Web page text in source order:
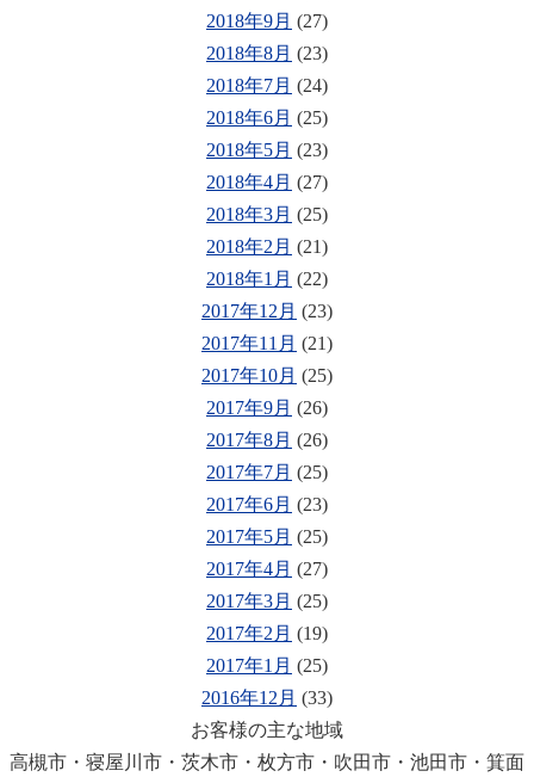
2018年9月 (27)
2018年8月 (23)
2018年7月 (24)
2018年6月 (25)
2018年5月 (23)
2018年4月 (27)
2018年3月 (25)
2018年2月 (21)
2018年1月 (22)
2017年12月 (23)
2017年11月 (21)
2017年10月 (25)
2017年9月 (26)
2017年8月 (26)
2017年7月 (25)
2017年6月 (23)
2017年5月 (25)
2017年4月 (27)
2017年3月 (25)
2017年2月 (19)
2017年1月 (25)
2016年12月 (33)
お客様の主な地域
高槻市・寝屋川市・茨木市・枚方市・吹田市・池田市・箕面